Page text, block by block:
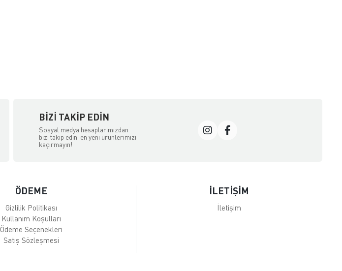
BIZI TAKIP EDIN
Sosyal medya hesaplarımızdan
bizi takip edin, en yeni ürünlerimizi
kaçırmayın!
ÖDEME
Gizlilik Politikası
Kullanım Koşulları
Ödeme Seçenekleri
Satış Sözleşmesi
İLETİŞİM
İletişim